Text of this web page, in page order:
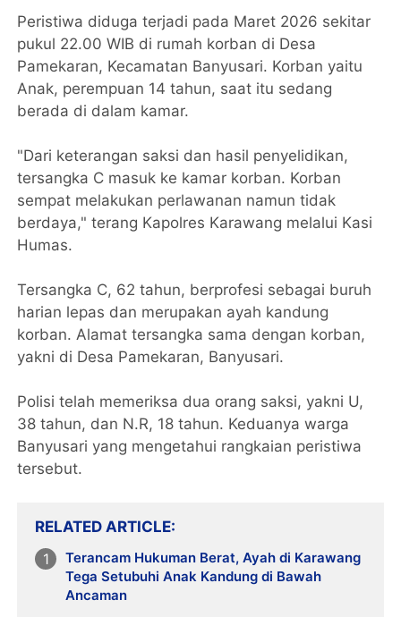
Peristiwa diduga terjadi pada Maret 2026 sekitar
pukul 22.00 WIB di rumah korban di Desa
Pamekaran, Kecamatan Banyusari. Korban yaitu
Anak, perempuan 14 tahun, saat itu sedang
berada di dalam kamar.
"Dari keterangan saksi dan hasil penyelidikan,
tersangka C masuk ke kamar korban. Korban
sempat melakukan perlawanan namun tidak
berdaya," terang Kapolres Karawang melalui Kasi
Humas.
Tersangka C, 62 tahun, berprofesi sebagai buruh
harian lepas dan merupakan ayah kandung
korban. Alamat tersangka sama dengan korban,
yakni di Desa Pamekaran, Banyusari.
Polisi telah memeriksa dua orang saksi, yakni U,
38 tahun, dan N.R, 18 tahun. Keduanya warga
Banyusari yang mengetahui rangkaian peristiwa
tersebut.
RELATED ARTICLE
Terancam Hukuman Berat, Ayah di Karawang
Tega Setubuhi Anak Kandung di Bawah
Ancaman